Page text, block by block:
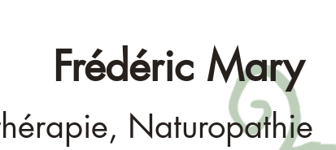
Frédéric Mary
Naturopathie